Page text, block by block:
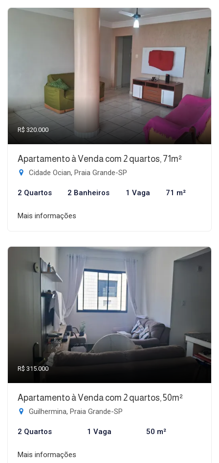
R$ 320.000
Apartamento à Venda com 2 quartos, 71m²
Cidade Ocian, Praia Grande-SP
2 Quartos 2 Banheiros 1 Vaga 71 m²
Mais informações
R$ 315.000
Apartamento à Venda com 2 quartos, 50m²
Guilhermina, Praia Grande-SP
2 Quartos 1 Vaga 50 m²
Mais informações